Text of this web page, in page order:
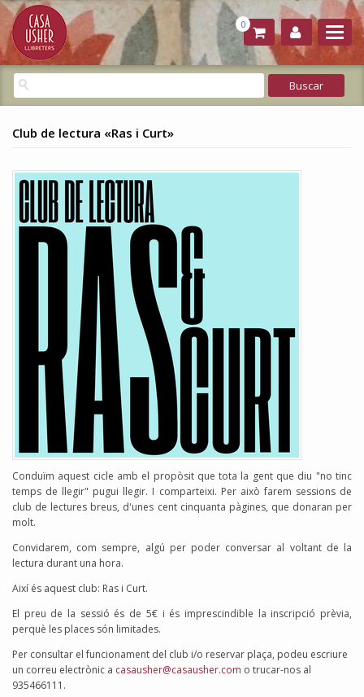
0
Club de lectura «Ras i Curt»
Conduïm aquest cicle amb el propòsit que tota la gent que diu "no tinc
temps de llegir" pugui llegir. I comparteixi. Per això farem sessions de
club de lectures breus, d'unes cent cinquanta pàgines, que donaran per
molt.
Convidarem, com sempre, algú per poder conversar al voltant de la
lectura durant una hora.
Així és aquest club: Ras i Curt.
El preu de la sessió és de 5€ i és imprescindible la inscripció prèvia,
perquè les places són limitades.
Per consultar el funcionament del club i/o reservar plaça, podeu escriure
un correu electrònic a casausher@casausher.com o trucar-nos al
935466111.